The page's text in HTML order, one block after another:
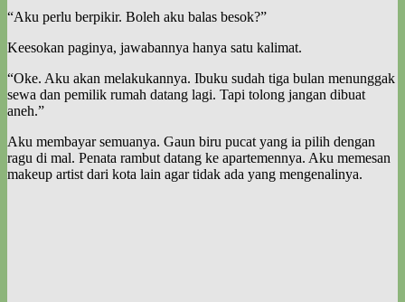
“Aku perlu berpikir. Boleh aku balas besok?”
Keesokan paginya, jawabannya hanya satu kalimat.
“Oke. Aku akan melakukannya. Ibuku sudah tiga bulan menunggak
sewa dan pemilik rumah datang lagi. Tapi tolong jangan dibuat
aneh.”
Aku membayar semuanya. Gaun biru pucat yang ia pilih dengan
ragu di mal. Penata rambut datang ke apartemennya. Aku memesan
makeup artist dari kota lain agar tidak ada yang mengenalinya.